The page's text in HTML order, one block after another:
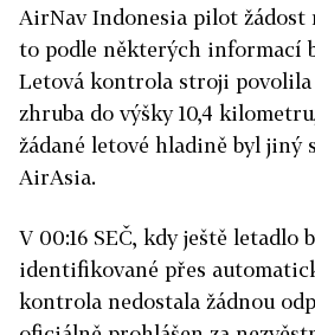
AirNav Indonesia pilot žádost
to podle některých informací
Letová kontrola stroji povolila
zhruba do výšky 10,4
žádané letové hladině byl jiný
AirAsia.
V 00:16 SEČ, kdy ještě letadlo
identifikované přes
kontrola nedostala žádnou